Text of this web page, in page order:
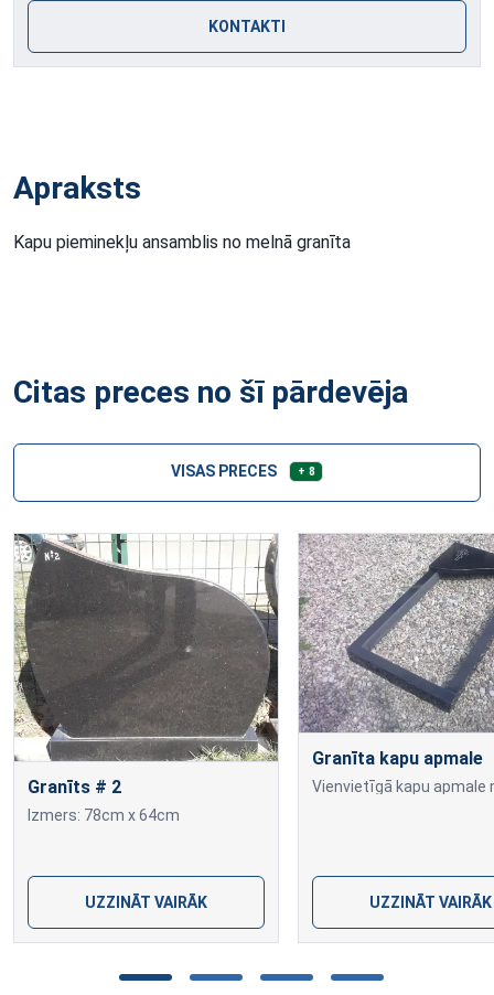
KONTAKTI
Apraksts
Kapu pieminekļu ansamblis no melnā granīta
Citas preces no šī pārdevēja
VISAS PRECES + 8
Granīts # 2
Izmers: 78cm x 64cm
UZZINĀT VAIRĀK
Granīta kapu apmale
UZZINĀT VAIRĀK